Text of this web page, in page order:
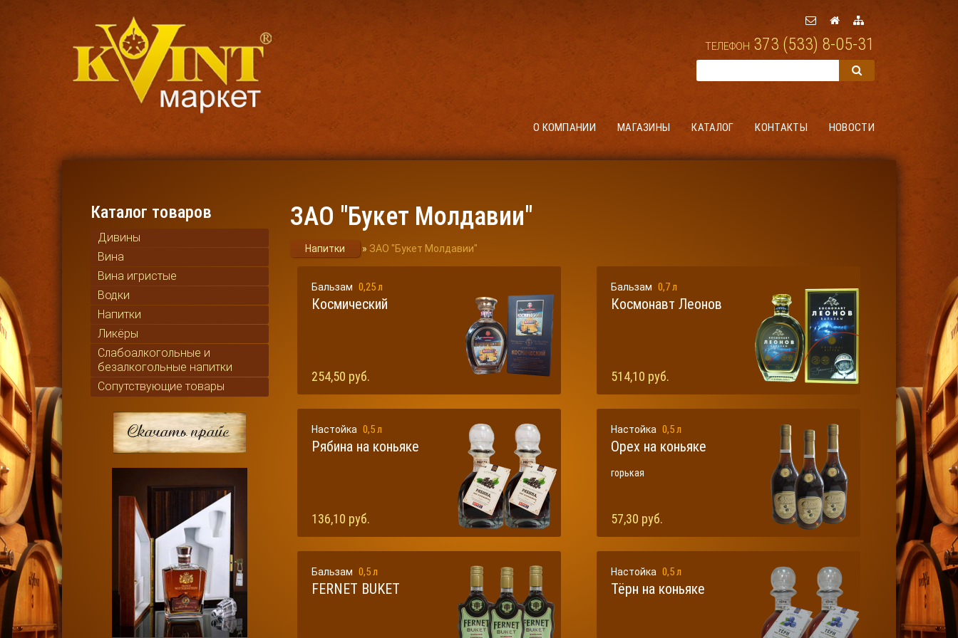
ТЕЛЕФОН 373 (533) 8-05-31
О КОМПАНИИ МАГАЗИНЫ КАТАЛОГ КОНТАКТЫ НОВОСТИ
Каталог товаров
Дивины
Вина
Вина игристые
Водки
Напитки
Ликёры
Слабоалкогольные и
безалкогольные напитки
Сопутствующие товары
ЗАО "Букет Молдавии"
Напитки » ЗАО "Букет Молдавии"
Бальзам 0,25 л
Космический
254,50 руб.
Бальзам 0,7 л
Космонавт Леонов
514,10 руб.
Настойка 0,5 л
Рябина на коньяке
136,10 руб.
Настойка 0,5 л
Орех на коньяке
горькая
57,30 руб.
Бальзам 0,5 л
FERNET BUKET
Настойка 0,5 л
Тёрн на коньяке